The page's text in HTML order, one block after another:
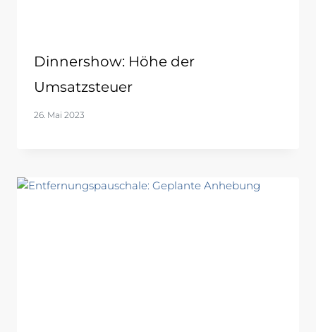
Dinnershow: Höhe der
Umsatzsteuer
26. Mai 2023